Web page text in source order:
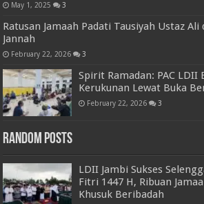
May 1, 2025 3
Ratusan Jamaah Padati Tausiyah Ustaz
Jannah
February 22, 2026 3
Spirit Ramadan: PAC LDII
Kerukunan Lewat Buka
February 22, 2026 3
Random Posts
LDII Jambi Sukses
Fitri 1447 H, Ribuan
Khusuk Beribadah